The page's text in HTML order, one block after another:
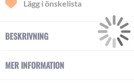
Lägg i önskelista
BESKRIVNING
MER INFORMATION